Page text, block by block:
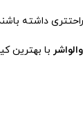
با بهترین